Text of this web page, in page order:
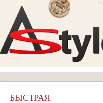
БЫСТРАЯ